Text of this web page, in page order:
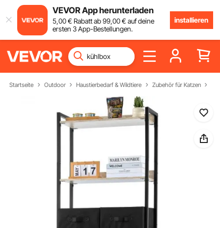
VEVOR App herunterladen
5,00€ Rabatt ab99,00€ auf deine
ersten 3 App-Bestellungen.
installieren
Startseite Outdoor Haustierbedarf & Wildtiere Zubehör für Katzen